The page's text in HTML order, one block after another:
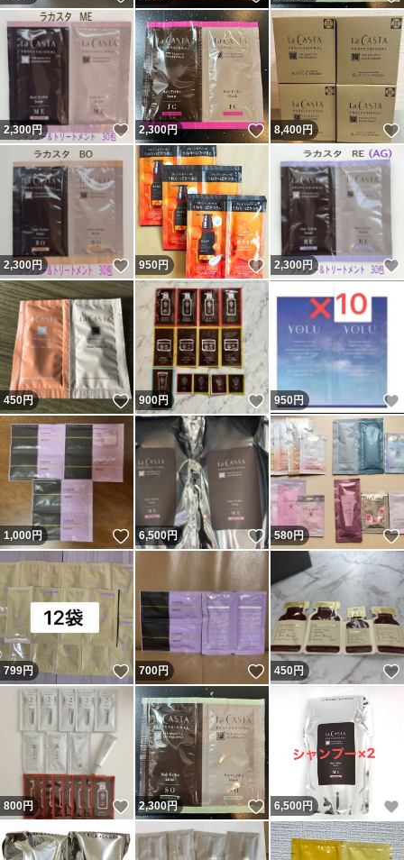
2,300円 いいね！
2,300円 いいね！
8,400円
2,300円 いいね！
950円 いいね！
2,300円
450円 いいね！
900円 いいね！
950円
1,000円 いいね！
6,500円 いいね！
580円
799円 いいね！
700円 いいね！
450円
800円 いいね！
2,300円 いいね！
6,500 円